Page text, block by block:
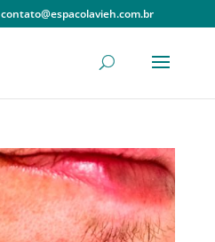
contato@espacolavieh.com.br